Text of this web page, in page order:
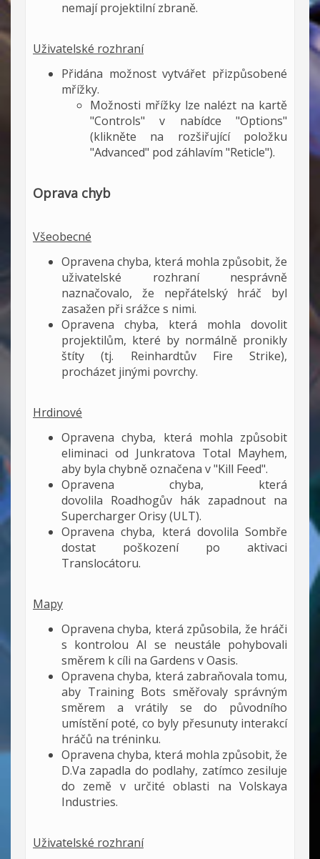
nemají projektilní zbraně.
Uživatelské rozhraní
Přidána možnost vytvářet přizpůsobené
mřížky.
Možnosti mřížky lze nalézt na kartě
"Controls" v nabídce "Options"
(klikněte na rozšiřující položku
"Advanced" pod záhlavím "Reticle").
Oprava chyb
Všeobecné
Opravena chyba, která mohla způsobit, že
uživatelské rozhraní nesprávně
naznačovalo, že nepřátelský hráč byl
zasažen při srážce s nimi.
Opravena chyba, která mohla dovolit
projektilům, které by normálně pronikly
štíty (tj. Reinhardtův Fire Strike),
procházet jinými povrchy.
Hrdinové
Opravena chyba, která mohla způsobit
eliminaci od Junkratova Total Mayhem,
aby byla chybně označena v "Kill Feed".
Opravena chyba, která
dovolila Roadhogův hák zapadnout na
Supercharger Orisy (ULT).
Opravena chyba, která dovolila Sombře
dostat poškození po aktivaci
Translocátoru.
Mapy
Opravena chyba, která způsobila, že hráči
s kontrolou AI se neustále pohybovali
směrem k cíli na Gardens v Oasis.
Opravena chyba, která zabraňovala tomu,
aby Training Bots směřovaly správným
směrem a vrátily se do původního
umístění poté, co byly přesunuty interakcí
hráčů na tréninku.
Opravena chyba, která mohla způsobit, že
D.Va zapadla do podlahy, zatímco zesiluje
do země v určité oblasti na Volskaya
Industries.
Uživatelské rozhraní